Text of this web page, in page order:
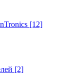
[12]
[2]